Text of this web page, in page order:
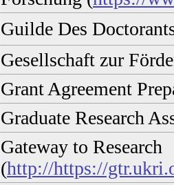
Guilde Des
Gesellschaft zur
Grant Agreement
Graduate Research
Gateway to Research
(http://https://